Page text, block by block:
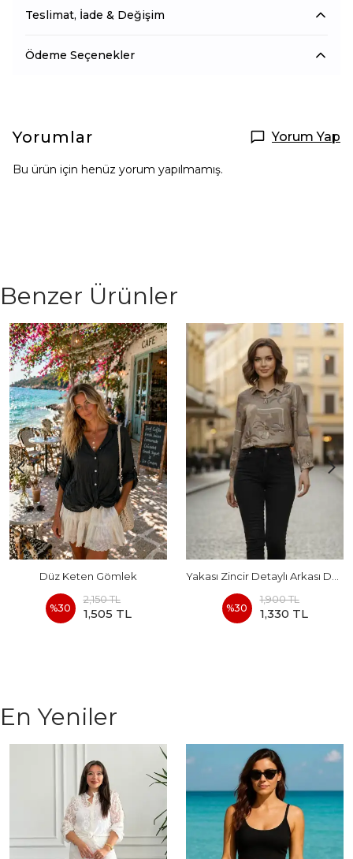
Teslimat, İade & Değişim
Ödeme Seçenekler
Yorumlar Yorum Yap
Bu ürün için henüz yorum yapılmamış.
Benzer Ürünler
Düz Keten Gömlek
%30
2,150 TL
1,505 TL %30
1,900 TL
1,330 TL
En Yeniler